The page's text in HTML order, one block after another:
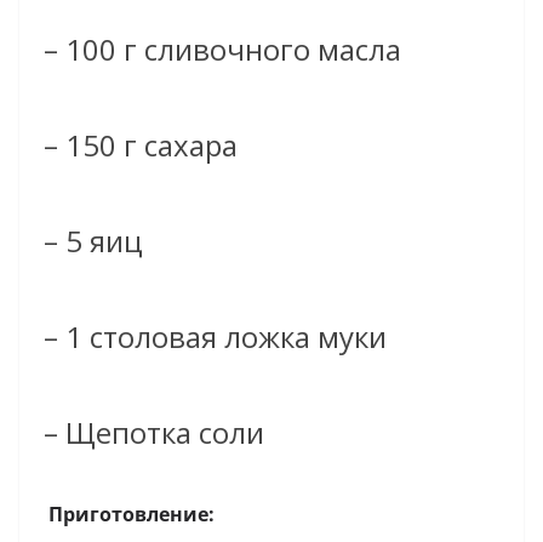
– 100 г сливочного масла
– 150 г сахара
– 5 яиц
– 1 столовая ложка муки
– Щепотка соли
Приготовление: